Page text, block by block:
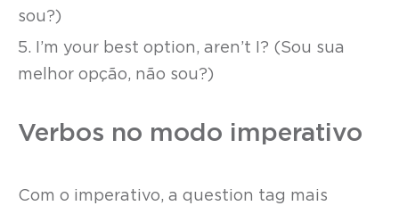
sou?)
5. I’m your best option, aren’t I? (Sou sua
melhor opção, não sou?)
Verbos no modo imperativo
Com o imperativo, a question tag mais